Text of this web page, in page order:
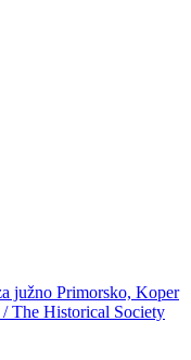
južno Primorsko, Koper
The Historical Society